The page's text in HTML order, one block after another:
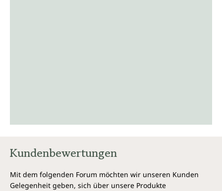
Kundenbewertungen
Mit dem folgenden Forum möchten wir unseren Kunden
Gelegenheit geben, sich über unsere Produkte